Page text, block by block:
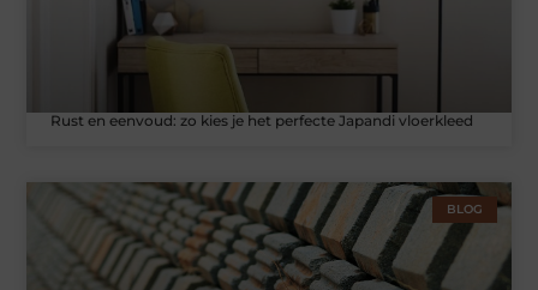
Rust en eenvoud: zo kies je het perfecte Japandi vloerkleed
BLOG